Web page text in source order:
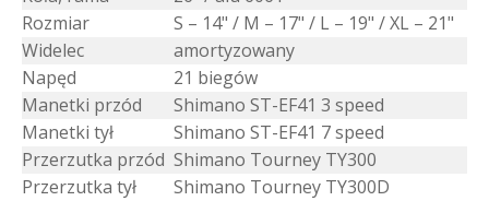
Rozmiar
S – 14" / M – 17" / L – 19" / XL – 21"
Widelec
amortyzowany
Napęd
21 biegów
Manetki przód
Shimano ST-EF41 3 speed
Manetki tył
Shimano ST-EF41 7 speed
Przerzutka przód Shimano Tourney TY300
Przerzutka tył
Shimano Tourney TY300D